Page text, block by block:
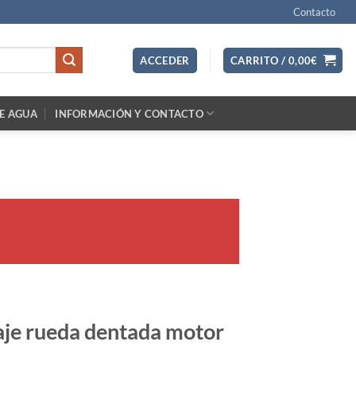
Contacto
ACCEDER CARRITO / 0,00€
AGUA INFORMACIÓN Y CONTACTO
rueda dentada motor